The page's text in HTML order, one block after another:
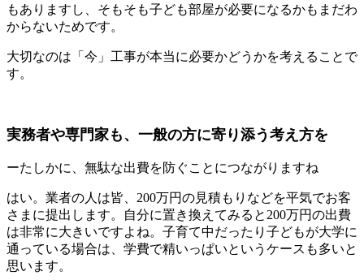
もありますし、そもそも子ども部屋が必要になるかもまだわ
からないためです。
大切なのは「今」工事が本当に必要かどうかを考えることで
す。
実務者や専門家も、一般の方に寄り添う考え方を
ーたしかに、無駄な出費を防ぐことにつながりますね
はい。業者の人は皆、200万円の見積もりなどを平気でお客
さまに提出します。自分に置き換えてみると200万円の出費
は非常に大きいですよね。子育て中だったり子どもが大学に
通っている場合は、学費で精いっぱいというケースも多いと
思います。